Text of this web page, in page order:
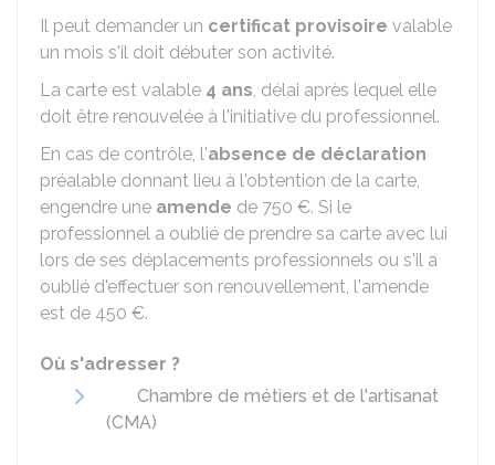
Il peut demander un certificat provisoire valable
un mois s'il doit débuter son activité.
La carte est valable 4 ans, délai après lequel elle
doit être renouvelée à l'initiative du professionnel.
En cas de contrôle, l'absence de déclaration
préalable donnant lieu à l'obtention de la carte,
engendre une amende de 750 €. Si le
professionnel a oublié de prendre sa carte avec lui
lors de ses déplacements professionnels ou s'il a
oublié d'effectuer son renouvellement, l'amende
est de 450 €.
Où s'adresser ?
Chambre de métiers et de l'artisanat
(CMA)